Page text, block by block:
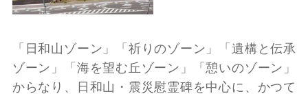
「日和山ゾーン」「祈りのゾーン」「遺構と伝承
ゾーン」「海を望む丘ゾーン」「憩いのゾーン」
からなり、日和山・震災慰霊碑を中心に、かつて